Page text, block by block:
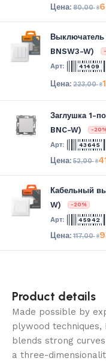
80,00₴
Выключатель
BNSW3-W)
41409
223,00₴
Заглушка 1-
BNC-W)
-
43645
52,00₴
Кабельный
W)
-20%
45942
117,00₴
Product details
Made possible by
plywood techniques,
blends strong
a three-